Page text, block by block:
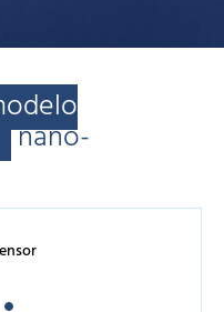
nano-